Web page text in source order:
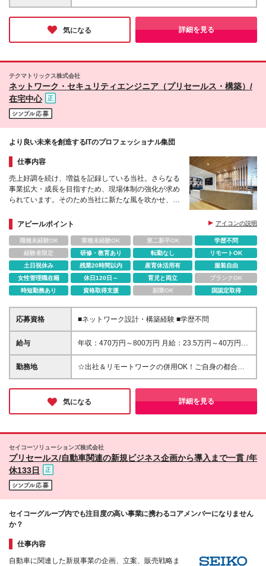
セス ■案件（プロジェクト）規模： 期間：0.5～3ヶ
月／人数：2~3名程度 ■環境： ・プログラミング言
Shell、.NET（C#, VB.NET）、JavaScriptなど ・
OS：Windows、Linux、Android、iOS ・IaaS：
Amazon Web Service, Microsoft Azure ・その他開
合わせてハイブリットな働き方を推進◎ 【本社】東
京都港区港南1-2-70 品川シーズンテラス24F ・転勤
の可能性：なし ※屋内禁煙（屋内：加熱式たばこ専用
度）
気になる 詳細を見る
テクマトリックス株式会社
ネットワーク・セキュリティエンジニア（プリセールス・構築）/
在宅中心
より良い未来を創造するITのプロフェッショナル集団
仕事内容
売上好調を続け、増益を記録している当社。さらなる
事業拡大・成長を目指すため、現場体制の強化が求め
られています。そのため当社に新たな風を吹かせ、一
アピールポイント
アイコンの説明
職種未経験OK 業種未経験OK 第二新卒OK
学歴不問
経験者限定
研修・教育あり 転勤なし
リモートOK
土日祝休み
残業20時間以内 産育休活用有
服装自由
女性管理職在籍
休日120日～ 育児と両立
ブランクOK
時短勤務あり
資格取得支援 副業OK 国認定取得
応募資格 ■ネットワーク設計・構築経験 ■学歴不問
給与
年収：470万円～800万円 月給：23.5万円～40万円
（月給＝基本給） ※残業代は全額支給します ※試用期
間3ヵ月あり。期間中、給与・待遇などに差異はあり
勤務地
☆出社＆リモートワークの併用OK！ご自身の都合に
合わせてハイブリットな働き方を推進◎ 【本社】東
京都港区港南1-2-70 品川シーズンテラス24F ・転勤
の可能性：なし ※屋内禁煙（屋内：加熱式たばこ専用
ド勤務を推奨しています。 基本は在宅勤務が中心
頻度については、面接でご確認ください
気になる 詳細を見る
セイコーソリューションズ株式会社
プリセールス/自動車関連の新規ビジネス企画から導入まで一貫 /年
休133日
セイコーグループ内でも注目度の高い事業に携わるコアメンバーになりません
か？
仕事内容
自動車に関連した新規事業の企画、立案、販売戦略ま